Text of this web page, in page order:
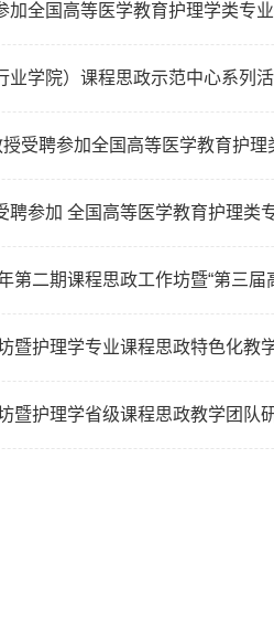
全国高等医学教育护理学类专
暨护理学专业课程思政特色化教
暨护理学省级课程思政教学团队